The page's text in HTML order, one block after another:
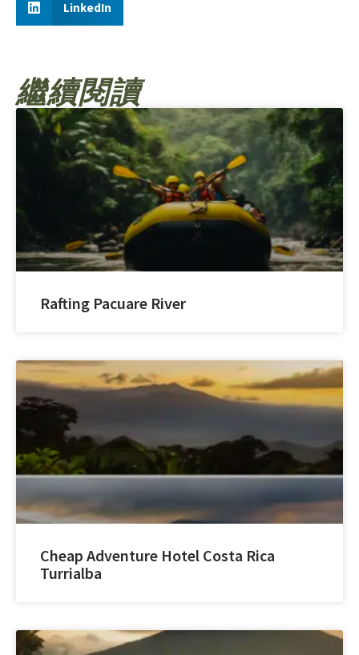
LinkedIn
繼續閱讀
Rafting Pacuare River
Cheap Adventure Hotel Costa Rica
Turrialba